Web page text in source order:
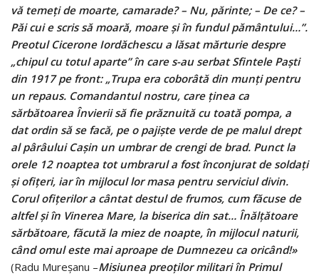
vă temeţi de moarte, camarade? – Nu, părinte; – De ce? –
Păi cui e scris să moară, moare şi în fundul pământului…”.
Preotul Cicerone Iordăchescu a lăsat mărturie despre
„chipul cu totul aparte” în care s-au serbat Sfintele Paşti
din 1917 pe front: „Trupa era coborâtă din munţi pentru
un repaus. Comandantul nostru, care ţinea ca
sărbătoarea Învierii să fie prăznuită cu toată pompa, a
dat ordin să se facă, pe o pajişte verde de pe malul drept
al pârâului Caşin un umbrar de crengi de brad. Punct la
orele 12 noaptea tot umbrarul a fost înconjurat de soldaţi
şi ofiţeri, iar în mijlocul lor masa pentru serviciul divin.
Corul ofiţerilor a cântat destul de frumos, cum făcuse de
altfel şi în Vinerea Mare, la biserica din sat… Înălţătoare
sărbătoare, făcută la miez de noapte, în mijlocul naturii,
când omul este mai aproape de Dumnezeu ca oricând!»
(Radu Mureşanu –Misiunea preoţilor militari în Primul